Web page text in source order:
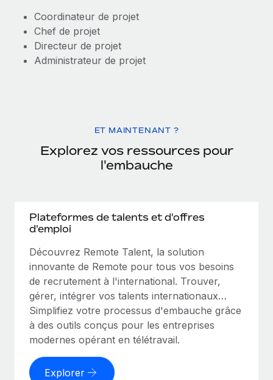
Coordinateur de projet
Chef de projet
Directeur de projet
Administrateur de projet
ET MAINTENANT ?
Explorez vos ressources pour
l'embauche
Plateformes de talents et d'offres
d'emploi
Découvrez Remote Talent, la solution
innovante de Remote pour tous vos besoins
de recrutement à l'international. Trouver,
gérer, intégrer vos talents internationaux…
Simplifiez votre processus d'embauche grâce
à des outils conçus pour les entreprises
modernes opérant en télétravail.
Explorer